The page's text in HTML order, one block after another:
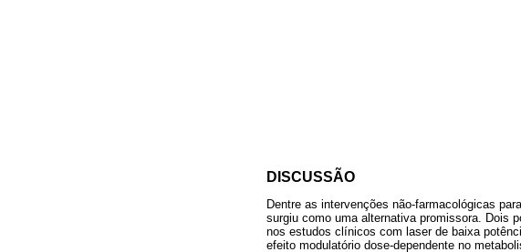
DISCUSSÃO
Dentre as intervenções não-farmacológicas
surgiu como uma alternativa promissora. Dois
nos estudos clínicos com laser de baixa
efeito modulatório dose-dependente no